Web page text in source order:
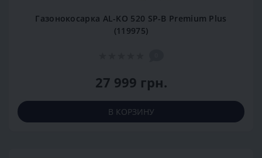
Газонокосарка AL-KO 520 SP-B Premium Plus
(119975)
27 999 грн.
В КОРЗИНУ